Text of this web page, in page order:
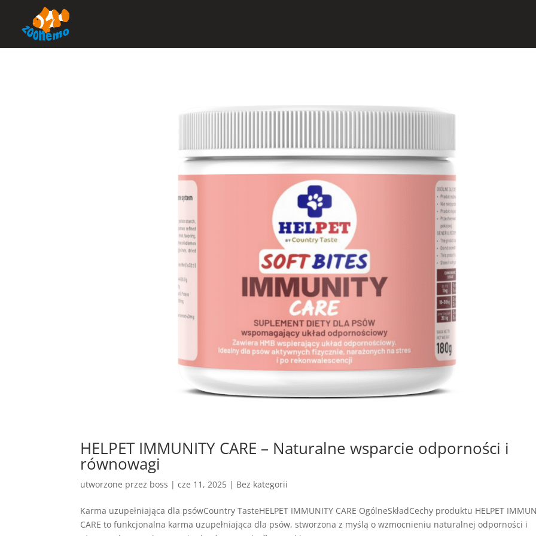
HELPET IMMUNITY CARE – Naturalne wsparcie odporności i
równowagi
utworzone przez boss |cze 11, 2025 | Bez kategorii
Karma uzupełniająca dla psówCountry TasteHELPET IMMUNITY CARE OgólneSkładCechy produktu HELPET
CARE to funkcjonalna karma uzupełniająca dla psów, stworzona z myślą o wzmocnieniu naturalnej odporności i